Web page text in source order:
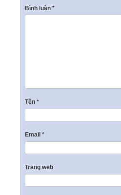
Bình luận *
Tên *
Email *
Trang web